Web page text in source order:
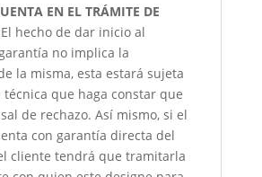
EN EL TRÁMITE DE
El hecho de dar inicio al
no implica la
la misma, esta estará sujeta
que haga constar que
de rechazo. Así mismo, si el
con garantía directa del
cliente tendrá que tramitarla